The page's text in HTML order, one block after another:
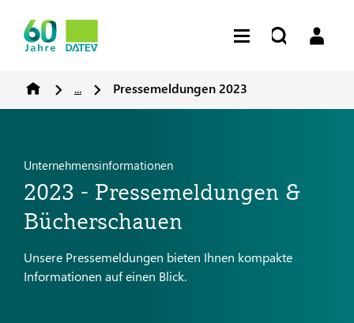
... Pressemeldungen 2023
Unternehmensinformationen
2023 - Pressemeldungen &
Bücherschauen
Unsere Pressemeldungen bieten Ihnen kompakte
Informationen auf einen Blick.